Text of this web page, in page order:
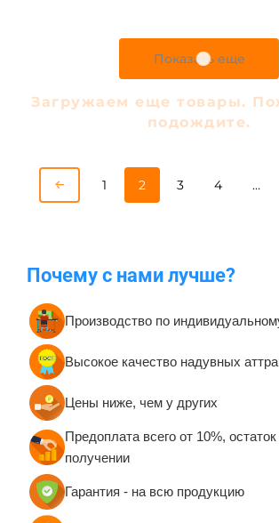
Показать еще
Загружаем еще товары.
подождите.
1 2 3 4 …
Почему с нами лучше?
Производство по
Высокое качество надувных
Цены ниже, чем у других
Предоплата всего от 10%,
получении
Гарантия - на всю продукцию